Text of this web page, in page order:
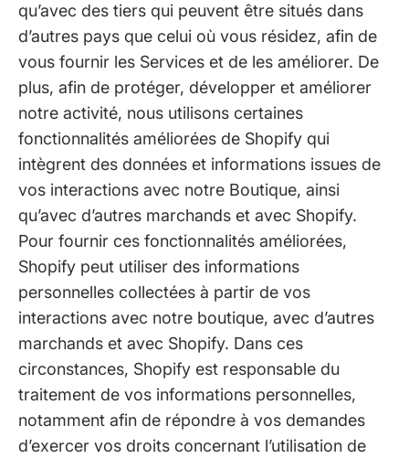
qu’avec des tiers qui peuvent être situés dans
d’autres pays que celui où vous résidez, afin de
vous fournir les Services et de les améliorer. De
plus, afin de protéger, développer et améliorer
notre activité, nous utilisons certaines
fonctionnalités améliorées de Shopify qui
intègrent des données et informations issues de
vos interactions avec notre Boutique, ainsi
qu’avec d’autres marchands et avec Shopify.
Pour fournir ces fonctionnalités améliorées,
Shopify peut utiliser des informations
personnelles collectées à partir de vos
interactions avec notre boutique, avec d’autres
marchands et avec Shopify. Dans ces
circonstances, Shopify est responsable du
traitement de vos informations personnelles,
notamment afin de répondre à vos demandes
d’exercer vos droits concernant l’utilisation de